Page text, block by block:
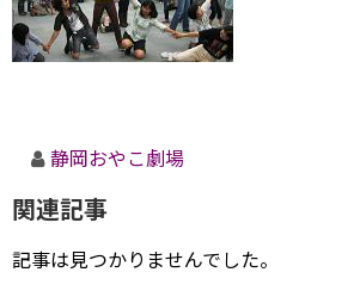
静岡おやこ劇場
関連記事
記事は見つかりませんでした。